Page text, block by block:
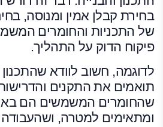
בחירת קבלן אמין ומנוסה,
של התכניות והחומרים
פיקוח הדוק על התהליך.
לדוגמה, חשוב לוודא שהתכנון
תואמים את התקנים והדרישות
שהחומרים המשמשים הם
ומתאימים למטרה,